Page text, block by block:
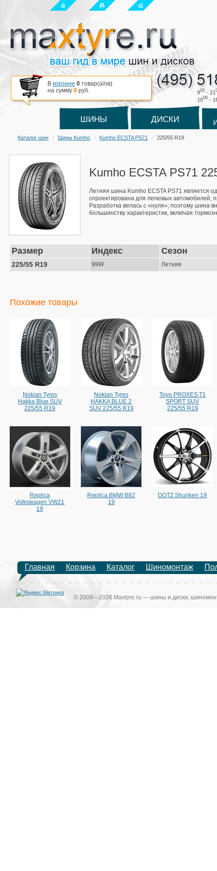
900 - 21
1000 -
В корзине 0 товар(a/ов)
на сумму 0 руб.
ШИНЫ ДИСКИ
Каталог шин Шины Kumho Kumho ECSTA PS71 225/55 R19
Kumho ECSTA PS71
Летняя шина Kumho ECSTA PS71 является
спроектирована для легковых автомобилей,
Разработка велась с «нуля», поэтому шина
большинству характеристик, включая
Размер Индекс Сезон
225/55 R19 99W Летняя
Похожие товары
Nokian Tyres
Hakka Blue SUV
225/55 R19
Nokian Tyres
HAKKA BLUE 2
SUV 225/55 R19
Toyo PROXES T1
SPORT SUV
225/55 R19
Replica
Volkswagen VW21
19
Replica BMW B82
19
DOTZ Shuriken 19
Главная Корзина Каталог Шиномонтаж
© 2009—2026 Maxtyre.ru — шины и диски,